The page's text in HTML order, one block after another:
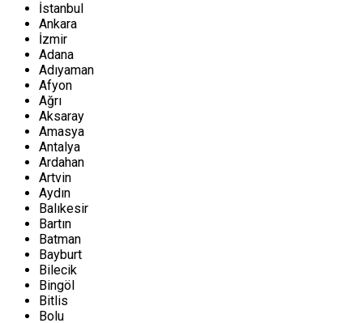
İstanbul
Ankara
İzmir
Adana
Adıyaman
Afyon
Ağrı
Aksaray
Amasya
Antalya
Ardahan
Artvin
Aydın
Balıkesir
Bartın
Batman
Bayburt
Bilecik
Bingöl
Bitlis
Bolu